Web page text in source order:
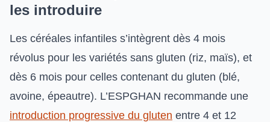
les introduire
Les céréales infantiles s’intègrent dès 4 mois
révolus pour les variétés sans gluten (riz, maïs), et
dès 6 mois pour celles contenant du gluten (blé,
avoine, épeautre). L’ESPGHAN recommande une
introduction progressive du gluten entre 4 et 12